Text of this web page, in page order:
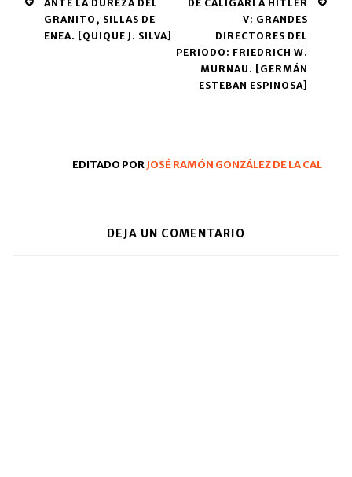
Post
navigation
ANTE LA DUREZA DEL
GRANITO, SILLAS DE
ENEA. [QUIQUE J. SILVA]
DE CALIGARI A HITLER
V: GRANDES
DIRECTORES DEL
PERIODO: FRIEDRICH W.
MURNAU. [GERMÁN
ESTEBAN ESPINOSA]
EDITADO PORJOSÉ RAMÓN GONZÁLEZ DE LA CAL
DEJA UN COMENTARIO